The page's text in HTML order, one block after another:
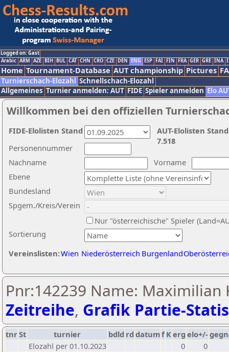
Logged on: Gast
Arabic ARM AZE BIH BUL CAT CHN CRO CZE DEN ENG ESP FAI FIN FRA GER GRE INA
Home Tournament-Database AUT championship Pictures
Turnierschach-Elozahl Schnellschach-Elozahl
Allgemeines Turnier anmelden: AUT FIDE Spieler anmelden Elo
Willkommen bei den offiziellen
Nachname
Vorname
Ebene
Sortierung
Personennummer
Bundesland
Spgem./Kreis/Verein
Nur "österreichische" Spieler
Vereinslisten:Wien Niederösterreich Burgenland
AUT-Elolisten
7.518
FIDE-Elolisten Stand
Pnr:142239 Name: Maximilian
Zeitreihe, Grafik Partie-
tnrSt turnier bdld rd datumf Kerg elo+/-
Elozahl per 01.10.2023
0
0